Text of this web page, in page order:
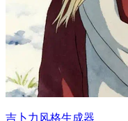
吉卜力风格生成器